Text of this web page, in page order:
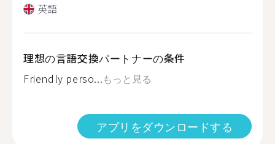
英語
理想の言語交換パートナーの条件
Friendly perso...もっと見る
アプリをダウンロードする